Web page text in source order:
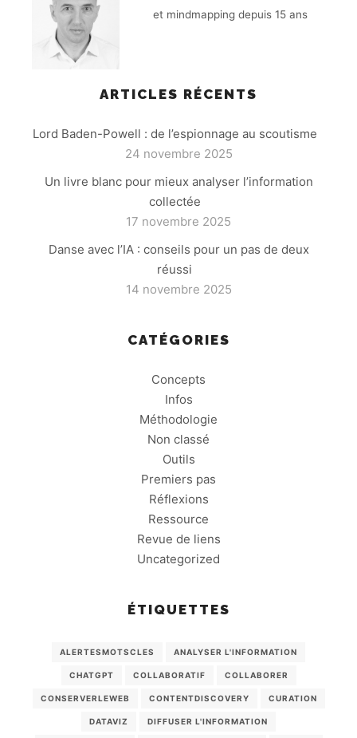
et mindmapping depuis 15 ans
ARTICLES RÉCENTS
Lord Baden-Powell : de l’espionnage au scoutisme
24 novembre 2025
Un livre blanc pour mieux analyser l’information
collectée
17 novembre 2025
Danse avec l’IA : conseils pour un pas de deux
réussi
14 novembre 2025
CATÉGORIES
Concepts
Infos
Méthodologie
Non classé
Outils
Premiers pas
Réflexions
Ressource
Revue de liens
Uncategorized
ÉTIQUETTES
ALERTESMOTSCLES ANALYSER L'INFORMATION
CHATGPT COLLABORATIF COLLABORER
CONSERVERLEWEB CONTENTDISCOVERY CURATION
DATAVIZ DIFFUSER L'INFORMATION